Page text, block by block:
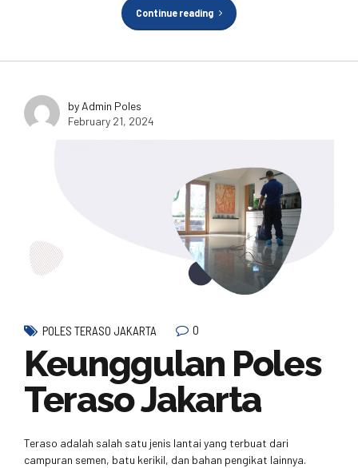
Continue reading
by Admin Poles
February 21, 2024
POLES TERASO JAKARTA 0
Keunggulan Poles
Teraso Jakarta
Teraso adalah salah satu jenis lantai yang terbuat dari
campuran semen, batu kerikil, dan bahan pengikat lainnya.